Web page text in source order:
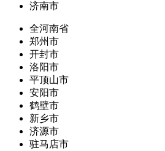
济南市
全河南省
郑州市
开封市
洛阳市
平顶山市
安阳市
鹤壁市
新乡市
济源市
驻马店市